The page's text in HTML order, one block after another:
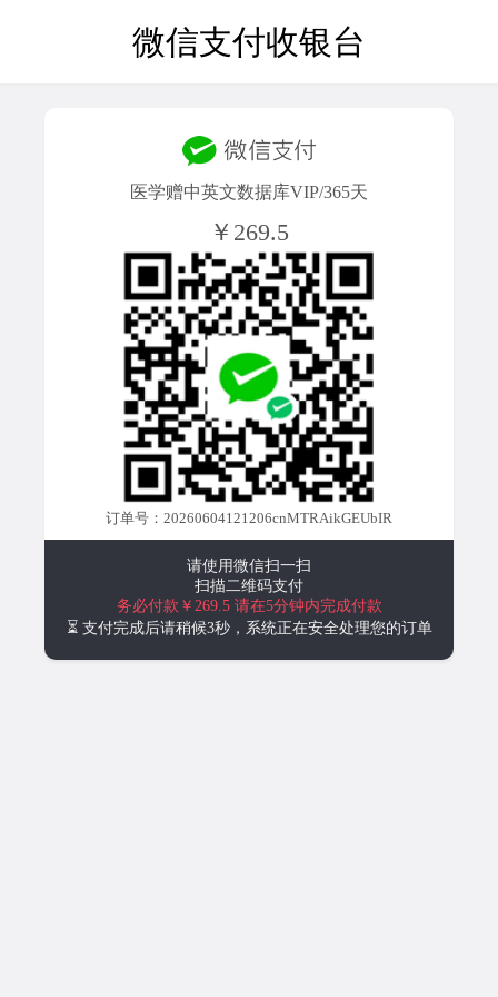
微信支付收银台
医学赠中英文数据库VIP/365天
￥269.5
订单号：20260604121206cnMTRAikGEUbIR
请使用微信扫一扫
扫描二维码支付
务必付款￥269.5 请在5分钟内完成付款
⏳ 支付完成后请稍候3秒，系统正在安全处理您的订单